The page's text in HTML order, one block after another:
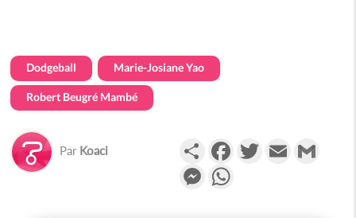
Dodgeball Marie-Josiane Yao
Robert Beugré Mambé
Par Koaci PartagerFacebookTwitterEmail
Messenger